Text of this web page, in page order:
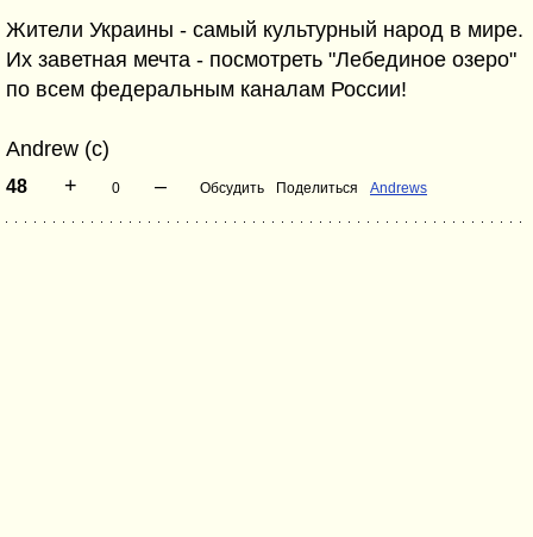
Жители Украины - самый культурный народ в мире.
Их заветная мечта - посмотреть "Лебединое озеро"
по всем федеральным каналам России!
Andrew (c)
48 + 0 – Обсудить Поделиться Andrews